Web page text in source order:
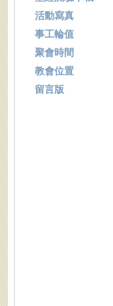
活動寫真
事工輪值
聚會時間
教會位置
留言版